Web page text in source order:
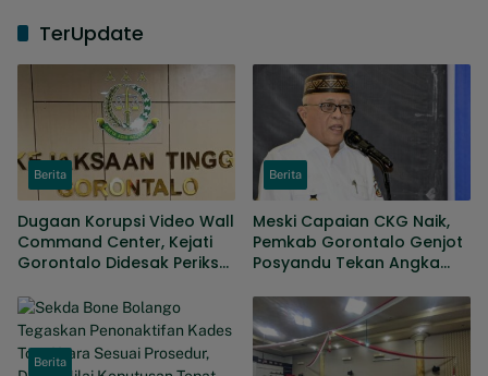
TerUpdate
Berita
Dugaan Korupsi Video Wall
Command Center, Kejati
Gorontalo Didesak Periksa
2019-2024
Berita
Meski Capaian CKG Naik,
Pemkab Gorontalo Genjot
Posyandu Tekan Angka
Berita